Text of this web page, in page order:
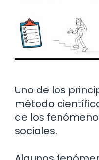
Uno de los
método
de los
sociales.